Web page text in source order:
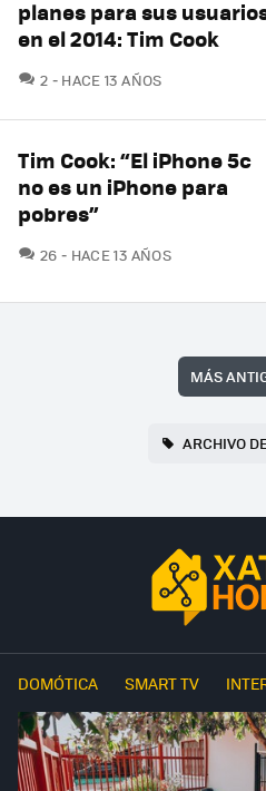
planes para sus
en el 2014: Tim Cook
2 COMENTARIOS
HACE 13 AÑOS
Tim Cook: “El iPhone 5c
no es un iPhone para
pobres”
26 COMENTARIOS
HACE 13 AÑOS
MÁS
ARCHIVO
DOMÓTICA SMART TV